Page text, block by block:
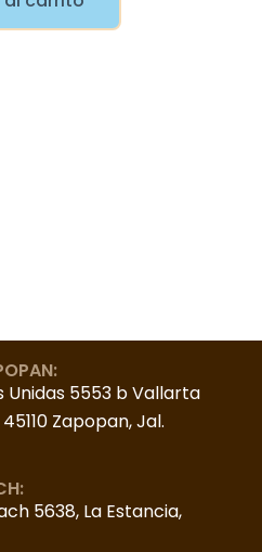
Unidas 5553 b Vallarta
Zapopan, Jal.
5638, La Estancia,